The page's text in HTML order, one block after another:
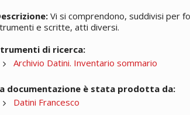
Vi si comprendono, suddivisi per
e scritte, atti diversi.
di ricerca:
Archivio Datini. Inventario sommario
documentazione è stata prodotta da:
Datini Francesco